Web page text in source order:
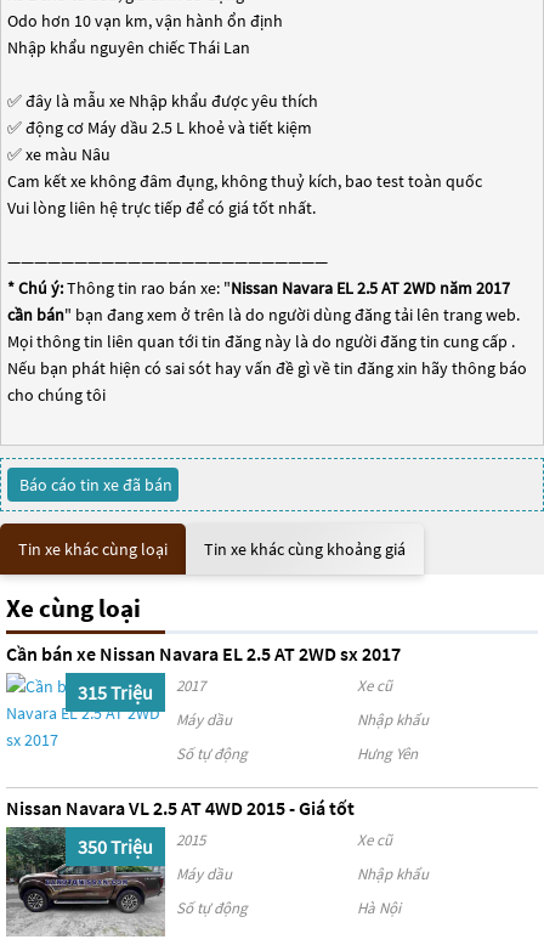
Odo hơn 10 vạn km, vận hành ổn định
Nhập khẩu nguyên chiếc Thái Lan
✅ đây là mẫu xe Nhập khẩu được yêu thích
✅ động cơ Máy dầu 2.5 L khoẻ và tiết kiệm
✅ xe màu Nâu
Cam kết xe không đâm đụng, không thuỷ kích, bao test toàn quốc
Vui lòng liên hệ trực tiếp để có giá tốt nhất.
————————————————————————
* Chú ý:Thông tin rao bán xe: "Nissan Navara EL 2.5 AT 2WD năm 2017
cần bán" bạn đang xem ở trên là do người dùng đăng tải lên trang web.
Mọi thông tin liên quan tới tin đăng này là do người đăng tin cung cấp .
Nếu bạn phát hiện có sai sót hay vấn đề gì về tin đăng xin hãy thông báo
cho chúng tôi
Báo cáo tin xe đã bán
Tin xe khác cùng loại Tin xe khác cùng khoảng giá
Xe cùng loại
Cần bán xe Nissan Navara EL 2.5 AT 2WD sx 2017
315 Triệu
2017
Xe cũ
Máy dầu
Nhập khẩu
Số tự động
Hưng Yên
Nissan Navara VL 2.5 AT 4WD 2015 - Giá tốt
350 Triệu
2015
Xe cũ
Máy dầu
Nhập khẩu
Số tự động
Hà Nội